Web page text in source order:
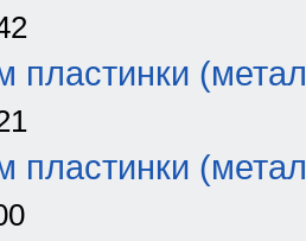
пластинки
пластинки